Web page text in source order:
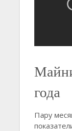
года
Пару